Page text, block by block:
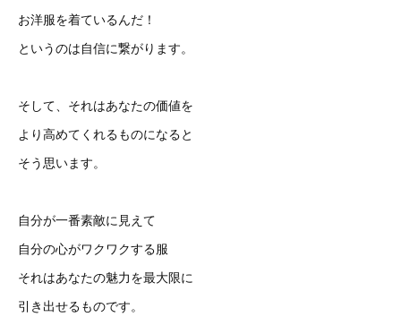
お洋服を着ているんだ！
というのは自信に繋がります。
そして、それはあなたの価値を
より高めてくれるものになると
そう思います。
自分が一番素敵に見えて
自分の心がワクワクする服
それはあなたの魅力を最大限に
引き出せるものです。